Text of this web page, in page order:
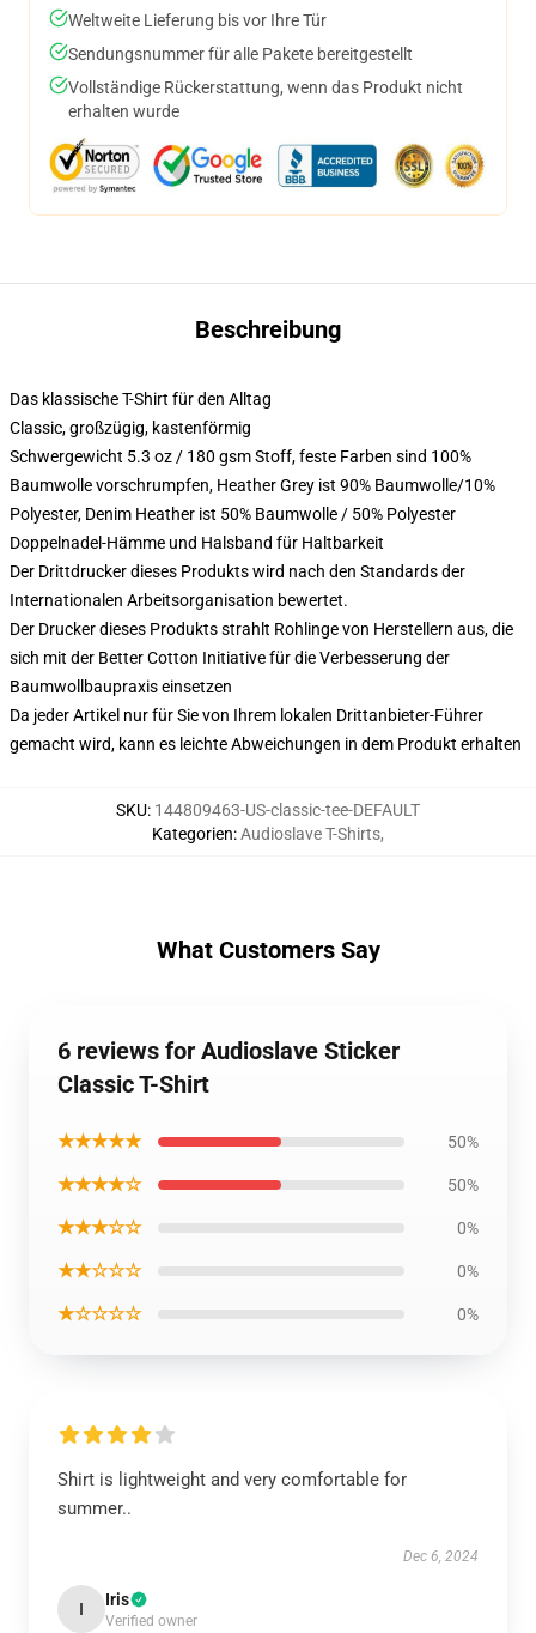
Weltweite Lieferung bis vor Ihre Tür
Sendungsnummer für alle Pakete bereitgestellt
Vollständige Rückerstattung, wenn das Produkt nicht
erhalten wurde
Beschreibung
Das klassische T-Shirt für den Alltag
Classic, großzügig, kastenförmig
Schwergewicht 5.3 oz / 180 gsm Stoff, feste Farben sind 100%
Baumwolle vorschrumpfen, Heather Grey ist 90% Baumwolle/10%
Polyester, Denim Heather ist 50% Baumwolle / 50% Polyester
Doppelnadel-Hämme und Halsband für Haltbarkeit
Der Drittdrucker dieses Produkts wird nach den Standards der
Internationalen Arbeitsorganisation bewertet.
Der Drucker dieses Produkts strahlt Rohlinge von Herstellern aus, die
sich mit der Better Cotton Initiative für die Verbesserung der
Baumwollbaupraxis einsetzen
Da jeder Artikel nur für Sie von Ihrem lokalen Drittanbieter-Führer
gemacht wird, kann es leichte Abweichungen in dem Produkt erhalten
SKU: 144809463-US-classic-tee-DEFAULT
Kategorien:Audioslave T-Shirts,
What Customers Say
6 reviews for Audioslave Sticker
Classic T-Shirt
★★★★★ 50%
★★★★☆ 50%
★★★☆☆ 0%
★★☆☆☆ 0%
★☆☆☆☆ 0%
Shirt is lightweight and very comfortable for
summer..
Dec 6, 2024
I Iris
Verified owner